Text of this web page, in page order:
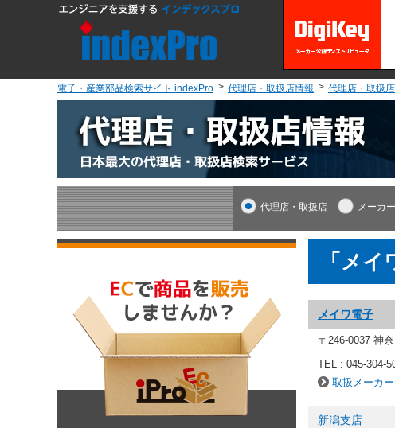
電子・産業部品検索サイト indexPro 代理店・取扱店情報 代理店・取扱
代理店・取扱店 メーカー
「メ
メイワ電子
〒246-0037 神
TEL : 045-304-
取扱メーカー
新潟支店